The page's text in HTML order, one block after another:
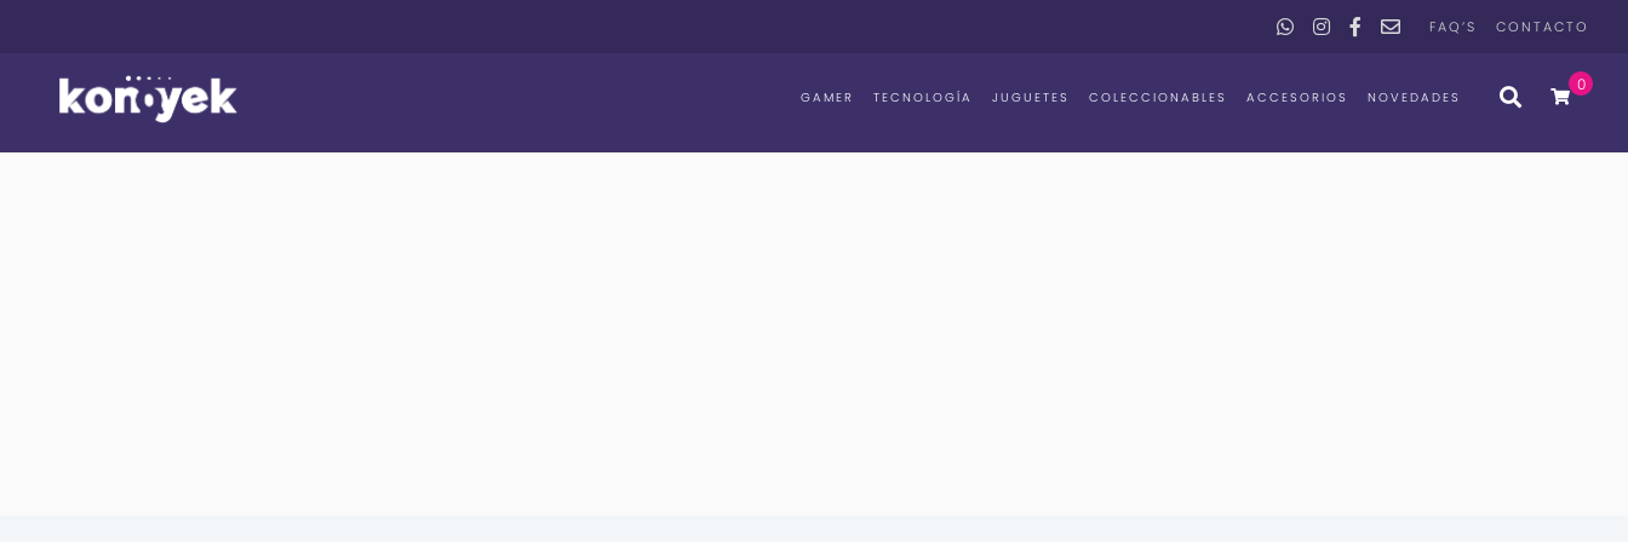
FAQ’S CONTACTO
GAMER TECNOLOGÍA JUGUETES COLECCIONABLES ACCESORIOS NOVEDADES
0